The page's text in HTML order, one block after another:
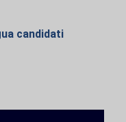
candidati